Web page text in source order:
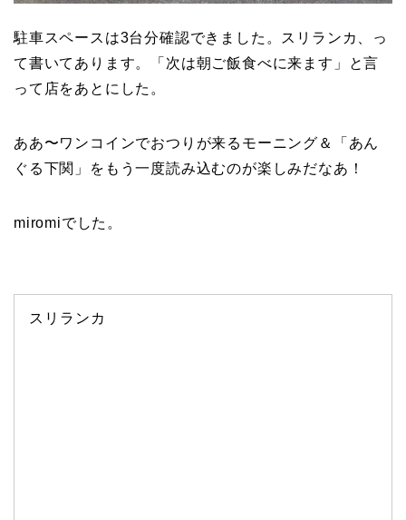
駐車スペースは3台分確認できました。スリランカ、っ
て書いてあります。「次は朝ご飯食べに来ます」と言
って店をあとにした。
ああ〜ワンコインでおつりが来るモーニング＆「あん
ぐる下関」をもう一度読み込むのが楽しみだなあ！
miromiでした。
スリランカ